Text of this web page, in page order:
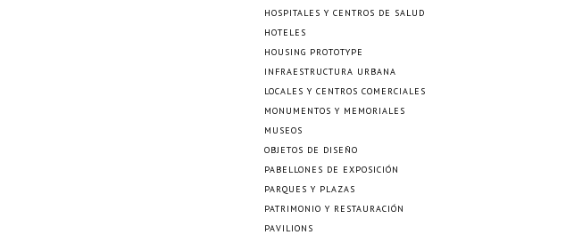
HOSPITALES Y CENTROS DE SALUD
HOTELES
HOUSING PROTOTYPE
INFRAESTRUCTURA URBANA
LOCALES Y CENTROS COMERCIALES
MONUMENTOS Y MEMORIALES
MUSEOS
OBJETOS DE DISEÑO
PABELLONES DE EXPOSICIÓN
PARQUES Y PLAZAS
PATRIMONIO Y RESTAURACIÓN
PAVILIONS